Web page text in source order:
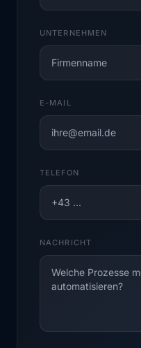
UNTERNEHMEN
E-MAIL
TELEFON
NACHRICHT